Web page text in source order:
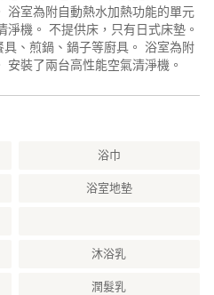
浴室為附自動熱水加熱功能的單元
機。 不提供床，只有日式床墊。
、煎鍋、鍋子等廚具。 浴室為附
安裝了兩台高性能空氣清淨機。
浴巾
浴室地墊
沐浴乳
潤髮乳